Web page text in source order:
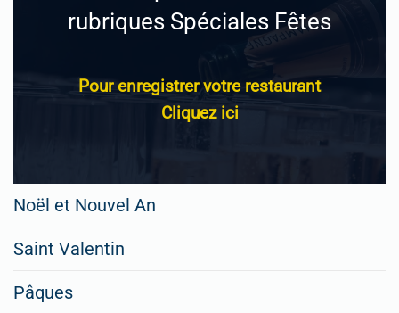
rubriques Spéciales Fêtes
Pour enregistrer votre restaurant
Cliquez ici
Noël et Nouvel An
Saint Valentin
Pâques